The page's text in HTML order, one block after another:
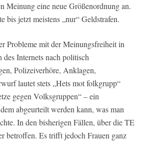
Meinung eine neue Größenordnung an.
bis jetzt meistens „nur“ Geldstrafen.
Probleme mit der Meinungsfreiheit in
Internets nach politisch
Polizeiverhöre, Anklagen,
lautet stets „Hets mot folkgrupp“
gegen Volksgruppen“ – ein
abgeurteilt werden kann, was man
In den bisherigen Fällen, über die TE
betroffen. Es trifft jedoch Frauen ganz